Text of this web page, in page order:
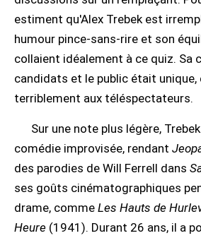
estiment qu'Alex Trebek est
humour pince-sans-rire et son
collaient idéalement à ce quiz. Sa
candidats et le public était unique,
terriblement aux téléspectateurs.
Sur une note plus légère,
comédie improvisée, rendant
des parodies de Will Ferrell dans
ses goûts cinématographiques
drame, comme Les Hauts de
Heure (1941). Durant 26 ans, il a